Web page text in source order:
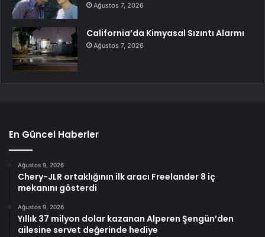
Ağustos 7, 2026
California’da Kimyasal Sızıntı Alarmı
Ağustos 7, 2026
En Güncel Haberler
Ağustos 9, 2026
Chery-JLR ortaklığının ilk aracı Freelander 8 iç
mekanını gösterdi
Ağustos 9, 2026
Yıllık 37 milyon dolar kazanan Alperen Şengün’den
ailesine servet değerinde hediye